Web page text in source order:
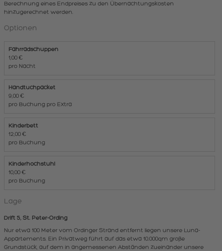
Berechnung eines Endpreises zu den Übernachtungskosten
hinzugerechnet werden.
Optionen
Fahrradschuppen
1,00 €
pro Nacht
Handtuchpacket
9,00 €
pro Buchung pro Extra
Kinderbett
12,00 €
pro Buchung
Kinderhochstuhl
10,00 €
pro Buchung
Lage
Drift 5, St. Peter-Ording
Nur etwa 100 Meter vom Ordinger Strand entfernt liegen unsere Luna-
Appartements. Ein Privatweg führt auf das etwa 10.000qm große
Grundstück, auf dem in angemessenen Abständen zueinander unsere